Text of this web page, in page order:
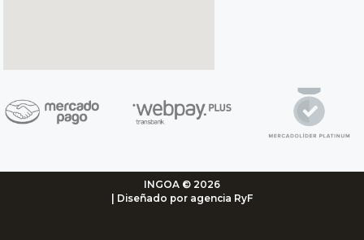
INGOA © 2026
| Diseñado por agencia RyF